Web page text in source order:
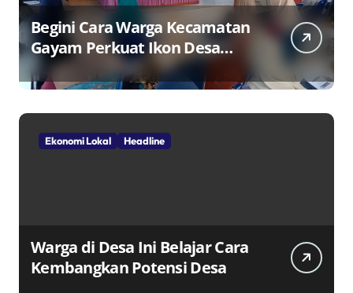
Begini Cara Warga Kecamatan
Gayam Perkuat Ikon Desa
Penggerak Ekonomi Lokal
Melalui TPID
Ekonomi Lokal Headline
Warga di Desa Ini Belajar Cara
Kembangkan Potensi Desa